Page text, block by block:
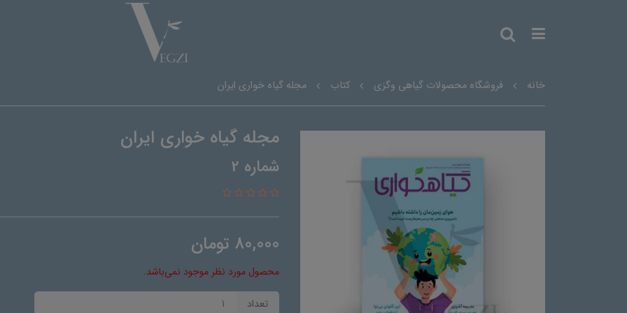
خانه فروشگاه محصولات گیاهی وگزی کتاب مجله گیاه خواری ایران
مجله گیاه خواری ایران
شماره 2
80,000 تومان
محصول مورد نظر موجود نمی‌باشد.
تعداد